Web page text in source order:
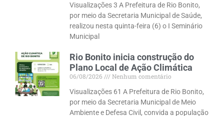
Visualizações 3 A Prefeitura de Rio Bonito,
por meio da Secretaria Municipal de Saúde,
realizou nesta quinta-feira (6) o I Seminário
Municipal
Rio Bonito inicia construção do
Plano Local de Ação Climática
06/08/2026
Nenhum comentário
Visualizações 61 A Prefeitura de Rio Bonito,
por meio da Secretaria Municipal de Meio
Ambiente e Defesa Civil, convida a população